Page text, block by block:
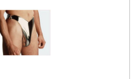
全裸へと剥ぎ取られていく衣服。カ
輩スタッフによるローション塗布、
つめられながらの濃密な愛撫。快楽
て肉棒をしごき、快感に顔を歪ませ
に溢れ出る「体育会男子の明るい獣
に苛まれながらも、見られることで